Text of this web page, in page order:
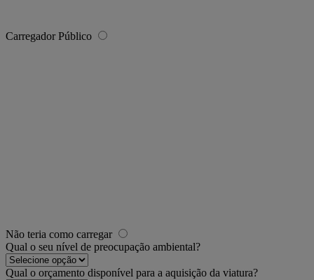
Carregador Público
Não teria como carregar
Qual o seu nível de preocupação ambiental?
Qual o orçamento disponível para a aquisição da viatura?